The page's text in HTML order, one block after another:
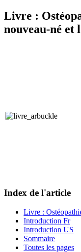
Livre :
nouveau-né
Index de l'article
Livre :
Introduction Fr
Introduction US
Sommaire
Toutes les pages